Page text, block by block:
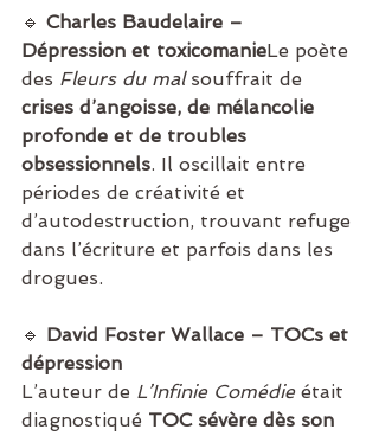
🔹 Charles Baudelaire –
Dépression et toxicomanieLe poète
des Fleurs du mal souffrait de
crises d’angoisse, de mélancolie
profonde et de troubles
obsessionnels. Il oscillait entre
périodes de créativité et
d’autodestruction, trouvant refuge
dans l’écriture et parfois dans les
drogues.
🔹 David Foster Wallace – TOCs et
dépression
L’auteur de L’Infinie Comédie était
diagnostiqué TOC sévère dès son